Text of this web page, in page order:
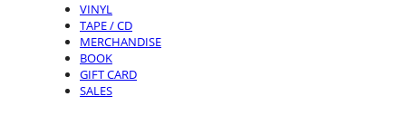
VINYL
TAPE / CD
MERCHANDISE
BOOK
GIFT CARD
SALES